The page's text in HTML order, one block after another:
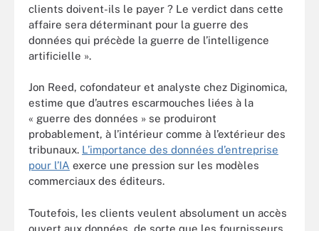
clients doivent-ils le payer ? Le verdict dans cette
affaire sera déterminant pour la guerre des
données qui précède la guerre de l’intelligence
artificielle ».
Jon Reed, cofondateur et analyste chez Diginomica,
estime que d’autres escarmouches liées à la
« guerre des données » se produiront
probablement, à l’intérieur comme à l’extérieur des
tribunaux. L’importance des données d’entreprise
pour l’IA exerce une pression sur les modèles
commerciaux des éditeurs.
Toutefois, les clients veulent absolument un accès
ouvert aux données, de sorte que les fournisseurs